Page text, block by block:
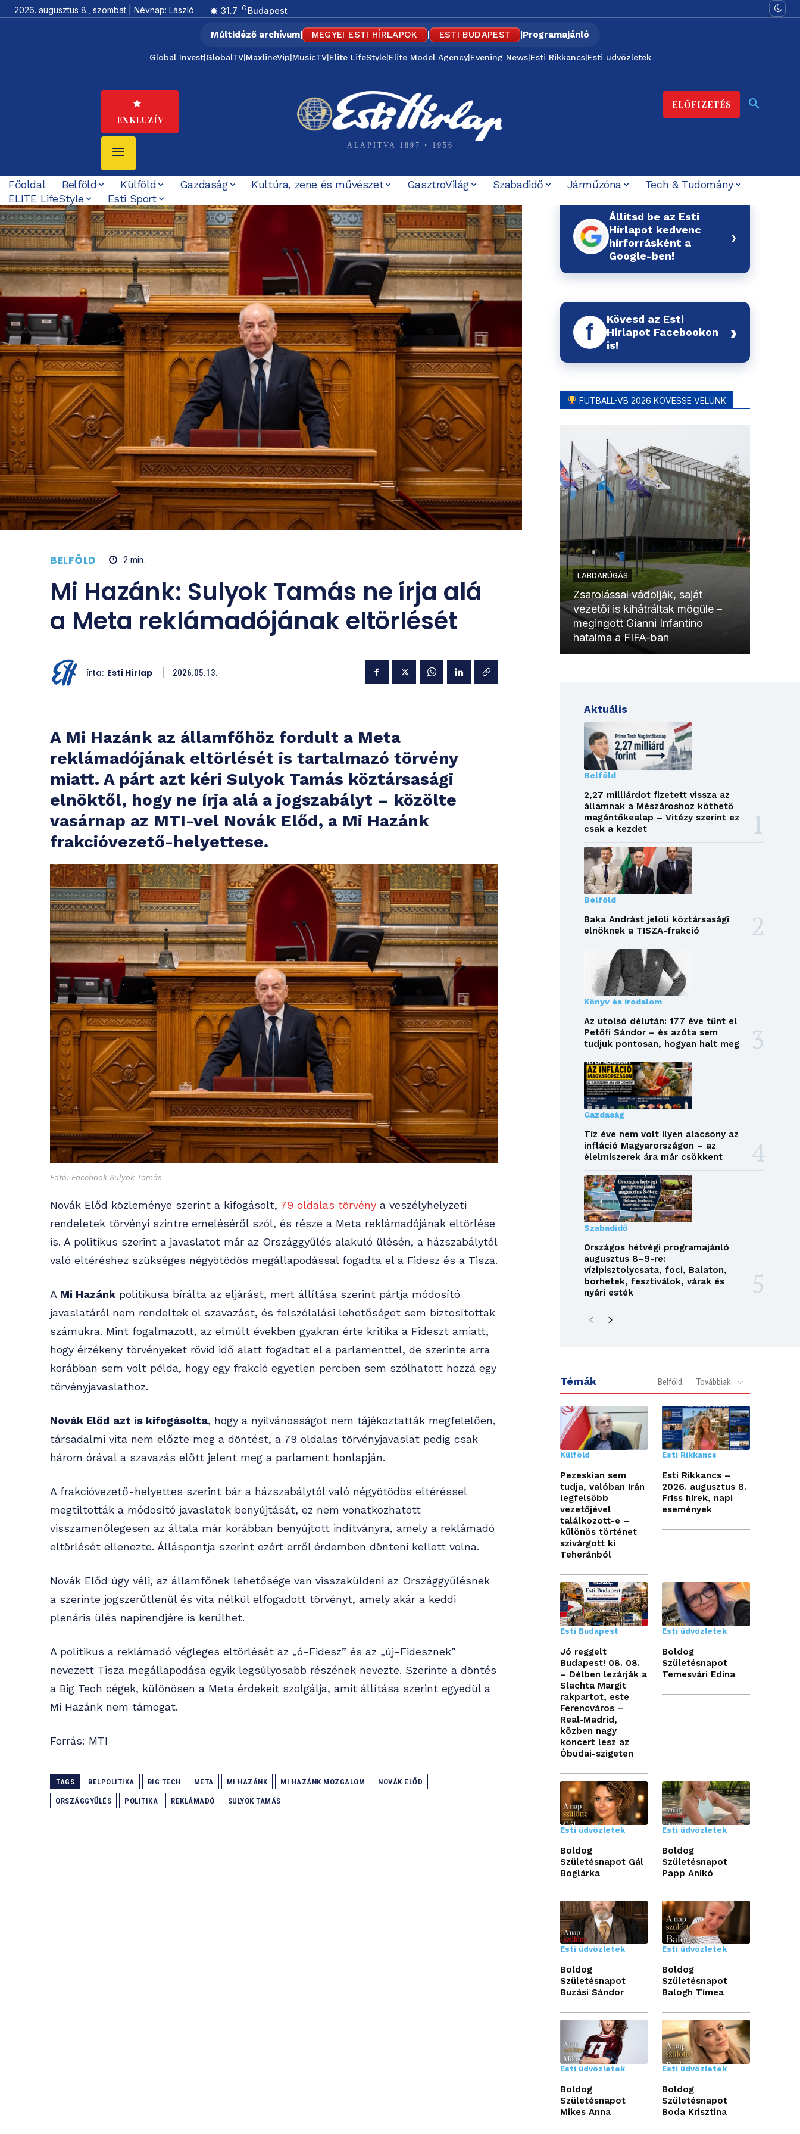
2026. augusztus 8., szombat | Névnap: László 31.7 C Budapest
Múltidéző archívum| MEGYEI ESTI HÍRLAPOK | ESTI BUDAPEST |Programajánló
Global Invest|GlobalTV|MaxlineVip|MusicTV|Elite LifeStyle|Elite Model Agency|Evening News|Esti Rikkancs|Esti üdvözletek
EXKLUZÍV
ALAPÍTVA 1897 • 1956
ELŐFIZETÉS
Főoldal Belföld Külföld Gazdaság Kultúra, zene és művészet GasztroVilág Szabadidő Járműzóna
Tech & Tudomány
ELITE LifeStyle
Esti Sport
BELFÖLD 2 min.
Mi Hazánk: Sulyok Tamás ne írja alá
a Meta reklámadójának eltörlését
írta: Esti Hírlap 2026.05.13.
A Mi Hazánk az államfőhöz fordult a Meta
reklámadójának eltörlését is tartalmazó törvény
miatt. A párt azt kéri Sulyok Tamás köztársasági
elnöktől, hogy ne írja alá a jogszabályt – közölte
vasárnap az MTI-vel Novák Előd, a Mi Hazánk
frakcióvezető-helyettese.
Fotó: Facebook Sulyok Tamás
Novák Előd közleménye szerint a kifogásolt, 79 oldalas törvény a veszélyhelyzeti
rendeletek törvényi szintre emeléséről szól, és része a Meta reklámadójának eltörlése
is. A politikus szerint a javaslatot már az Országgyűlés alakuló ülésén, a házszabálytól
való eltéréshez szükséges négyötödös megállapodással fogadta el a Fidesz és a Tisza.
A Mi Hazánk politikusa bírálta az eljárást, mert állítása szerint pártja módosító
javaslatáról nem rendeltek el szavazást, és felszólalási lehetőséget sem biztosítottak
számukra. Mint fogalmazott, az elmúlt években gyakran érte kritika a Fideszt amiatt,
hogy érzékeny törvényeket rövid idő alatt fogadtat el a parlamenttel, de szerinte arra
korábban sem volt példa, hogy egy frakció egyetlen percben sem szólhatott hozzá egy
törvényjavaslathoz.
Novák Előd azt is kifogásolta, hogy a nyilvánosságot nem tájékoztatták megfelelően,
társadalmi vita nem előzte meg a döntést, a 79 oldalas törvényjavaslat pedig csak
három órával a szavazás előtt jelent meg a parlament honlapján.
A frakcióvezető-helyettes szerint bár a házszabálytól való négyötödös eltéréssel
megtiltották a módosító javaslatok benyújtását, ez nem vonatkozhatott
visszamenőlegesen az általa már korábban benyújtott indítványra, amely a reklámadó
eltörlését ellenezte. Álláspontja szerint ezért erről érdemben dönteni kellett volna.
Novák Előd úgy véli, az államfőnek lehetősége van visszaküldeni az Országgyűlésnek
a szerinte jogszerűtlenül és vita nélkül elfogadott törvényt, amely akár a keddi
plenáris ülés napirendjére is kerülhet.
A politikus a reklámadó végleges eltörlését az „ó-Fidesz” és az „új-Fidesznek”
nevezett Tisza megállapodása egyik legsúlyosabb részének nevezte. Szerinte a döntés
a Big Tech cégek, különösen a Meta érdekeit szolgálja, amit állítása szerint egyedül a
Mi Hazánk nem támogat.
Forrás: MTI
TAGS BELPOLITIKA BIG TECH META MI HAZÁNK MI HAZÁNK MOZGALOM NOVÁK ELŐD
ORSZÁGGYŰLÉS POLITIKA REKLÁMADÓ SULYOK TAMÁS
Állítsd be az Esti
Hírlapot kedvenc
hírforrásként a
Google-ben!
›
f
Kövesd az Esti
Hírlapot Facebookon
is!
›
FUTBALL-VB 2026 KÖVESSE VELÜNK
LABDARÚGÁS
Zsarolással vádolják, saját
vezetői is kihátráltak mögüle –
megingott Gianni Infantino
hatalma a FIFA-ban
Aktuális
Belföld
2,27 milliárdot fizetett vissza az
államnak a Mészároshoz köthető
magántőkealap – Vitézy szerint ez
csak a kezdet
Belföld
Baka Andrást jelöli köztársasági
elnöknek a TISZA-frakció
Könyv és irodalom
Az utolsó délután: 177 éve tűnt el
Petőfi Sándor – és azóta sem
tudjuk pontosan, hogyan halt meg
Gazdaság
Tíz éve nem volt ilyen alacsony az
infláció Magyarországon – az
élelmiszerek ára már csökkent
Szabadidő
Országos hétvégi programajánló
augusztus 8–9-re:
vízipisztolycsata, foci, Balaton,
borhetek, fesztiválok, várak és
nyári esték
Témák Belföld Továbbiak
Külföld
Pezeskian sem
tudja, valóban Irán
legfelsőbb
vezetőjével
találkozott-e –
különös történet
szivárgott ki
Teheránból
Esti Rikkancs
Esti Rikkancs –
2026. augusztus 8.
Friss hírek, napi
események
Esti Budapest
Jó reggelt
Budapest! 08. 08.
– Délben lezárják a
Slachta Margit
rakpartot, este
Ferencváros –
Real-Madrid,
közben nagy
koncert lesz az
Óbudai-szigeten
Esti üdvözletek
Boldog
Születésnapot
Temesvári Edina
Esti üdvözletek
Boldog
Születésnapot Gál
Boglárka
Esti üdvözletek
Boldog
Születésnapot
Papp Anikó
Esti üdvözletek
Boldog
Születésnapot
Buzási Sándor
Esti üdvözletek
Boldog
Születésnapot
Balogh Tímea
Esti üdvözletek
Boldog
Születésnapot
Mikes Anna
Esti üdvözletek
Boldog
Születésnapot
Boda Krisztina